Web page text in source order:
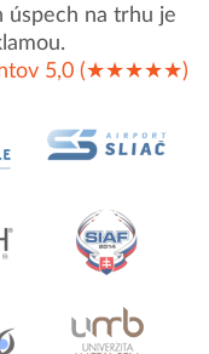
úspech na trhu je
5,0 (★★★★★)